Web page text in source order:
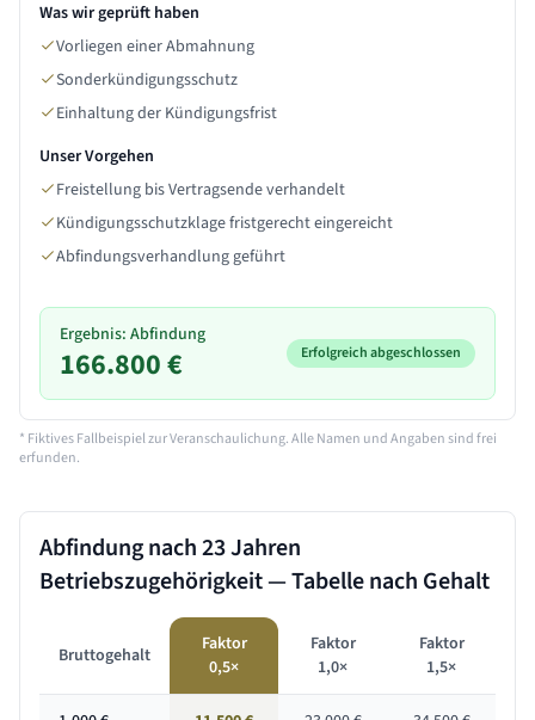
Was wir geprüft haben
Vorliegen einer Abmahnung
Sonderkündigungsschutz
Einhaltung der Kündigungsfrist
Unser Vorgehen
Freistellung bis Vertragsende verhandelt
Kündigungsschutzklage fristgerecht eingereicht
Abfindungsverhandlung geführt
Ergebnis: Abfindung
166.800 € Erfolgreich abgeschlossen
* Fiktives Fallbeispiel zur Veranschaulichung. Alle Namen und Angaben sind frei
erfunden.
Abfindung nach23 Jahren
Betriebszugehörigkeit — Tabelle nach Gehalt
Bruttogehalt
Faktor
0,5×
Faktor
1,0×
Faktor
1,5×